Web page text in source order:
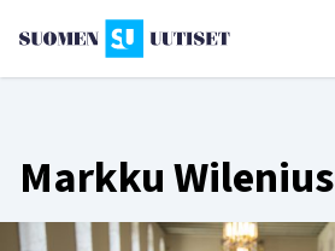
Markku Wilenius